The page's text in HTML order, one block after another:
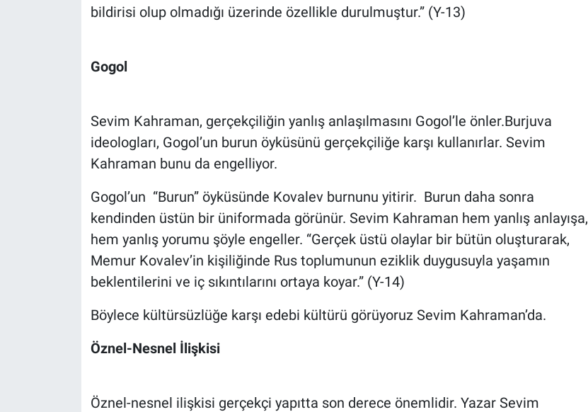
bildirisi olup olmadığı üzerinde özellikle durulmuştur.” (Y-13)
Gogol
Sevim Kahraman, gerçekçiliğin yanlış anlaşılmasını Gogol’le önler.Burjuva
ideologları, Gogol’un burun öyküsünü gerçekçiliğe karşı kullanırlar. Sevim
Kahraman bunu da engelliyor.
Gogol’un “Burun” öyküsünde Kovalev burnunu yitirir. Burun daha sonra
kendinden üstün bir üniformada görünür. Sevim Kahraman hem yanlış anlayışa,
hem yanlış yorumu şöyle engeller. “Gerçek üstü olaylar bir bütün oluşturarak,
Memur Kovalev’in kişiliğinde Rus toplumunun eziklik duygusuyla yaşamın
beklentilerini ve iç sıkıntılarını ortaya koyar.” (Y-14)
Böylece kültürsüzlüğe karşı edebi kültürü görüyoruz Sevim Kahraman’da.
Öznel-Nesnel İlişkisi
Öznel-nesnel ilişkisi gerçekçi yapıtta son derece önemlidir. Yazar Sevim